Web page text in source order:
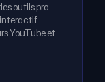
outils pro.
YouTube et